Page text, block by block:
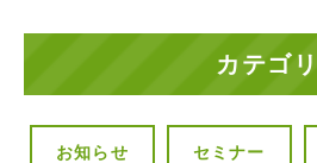
カテゴリ
お知らせ セミナー